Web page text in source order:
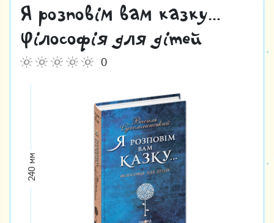
Я розповім вам казку…
Філософія для дітей
0
240 мм